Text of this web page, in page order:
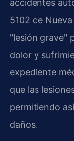
accidentes
5102 de
"lesión grave"
dolor y
expediente
que las
permitiendo
daños.